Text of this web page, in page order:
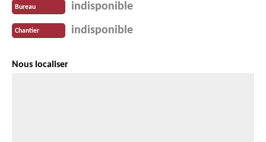
Bureau indisponible
Chantier indisponible
Nous localiser